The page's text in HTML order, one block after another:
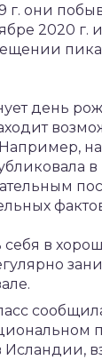
г. они
2020 г.
день
в
себя в